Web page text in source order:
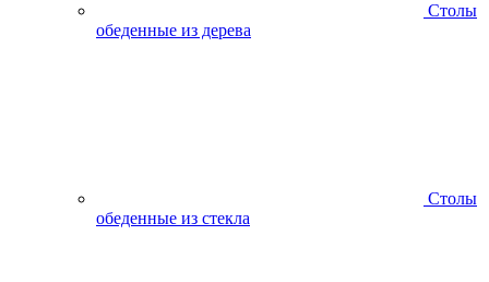
Столы
обеденные из дерева
Столы
обеденные из стекла